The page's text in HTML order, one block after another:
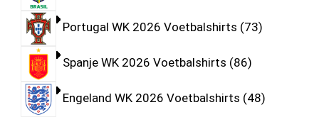
Portugal WK 2026 Voetbalshirts 73
Spanje WK 2026 Voetbalshirts 86
Engeland WK 2026 Voetbalshirts 48